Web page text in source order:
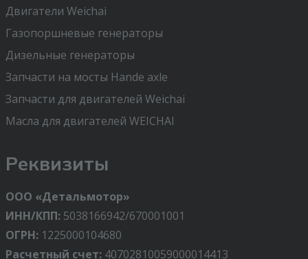
Двигатели Weichai
Газопоршневые генераторы
Дизельные генераторы
Запчасти на мосты Hande axle
Запчасти для двигателей Weichai
Масла для двигателей WEICHAI
Реквизиты
ООО «Детальмотор»
ИНН/КПП: 5038166942/670001001
ОГРН: 1225000104680
Расчетный счет: 40702810059000014413